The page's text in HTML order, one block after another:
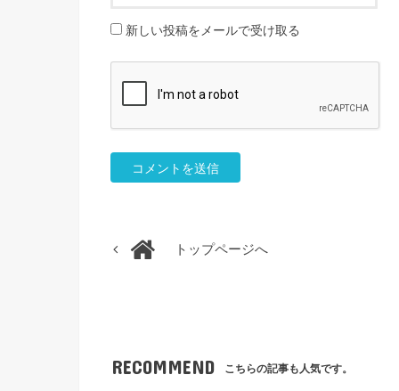
新しい投稿をメールで受け取る
トップページへ
RECOMMEND こちらの記事も人気です。